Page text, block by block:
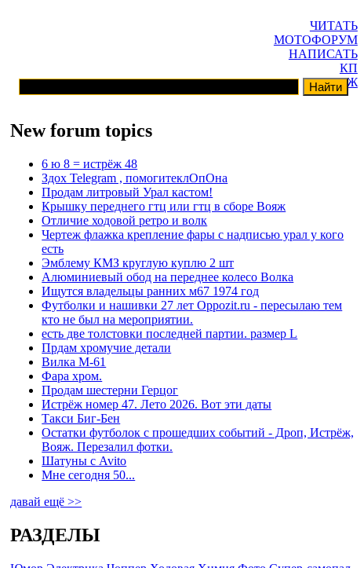
ЧИТАТЬ
МОТОФОРУМ
НАПИСАТЬ
КП
ГАРАЖ
New forum topics
6 ю 8 = истрёж 48
Здох Telegram , помогитеклОпОна
Продам литровый Урал кастом!
Крышку переднего гтц или гтц в сборе Вояж
Отличие ходовой ретро и волк
Чертеж флажка крепление фары с надписью урал у кого
есть
Эмблему КМЗ круглую куплю 2 шт
Алюминиевый обод на переднее колесо Волка
Ищутся владельцы ранних м67 1974 год
Футболки и нашивки 27 лет Oppozit.ru - пересылаю тем
кто не был на мероприятии.
есть две толстовки последней партии. размер L
Прдам хромучие детали
Вилка М-61
Фара хром.
Продам шестерни Герцог
Истрёж номер 47. Лето 2026. Вот эти даты
Такси Биг-Бен
Остатки футболок с прошедших событий - Дроп, Истрёж,
Вояж. Перезалил фотки.
Шатуны с Avito
Мне сегодня 50...
давай ещё >>
РАЗДЕЛЫ